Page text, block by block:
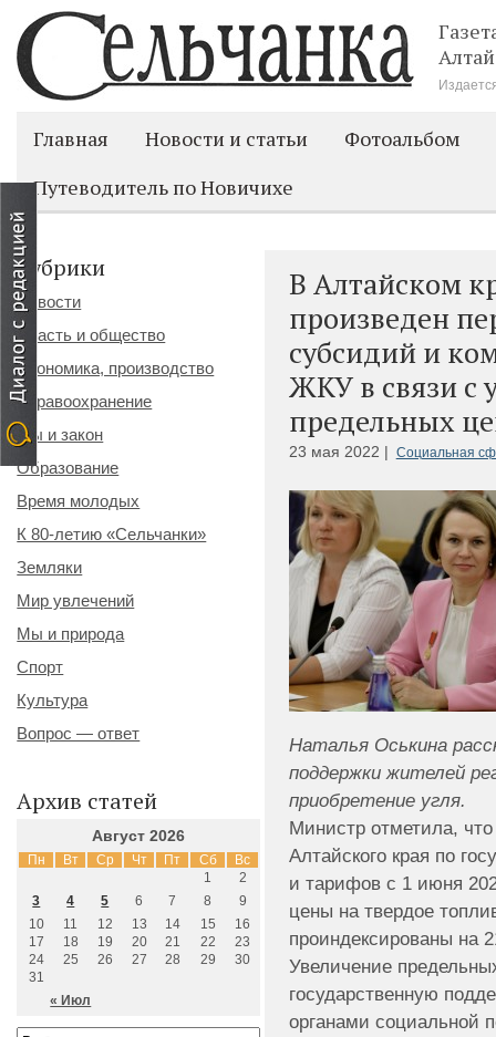
Главная Новости и статьи
Фотоальбом
Путеводитель по Новичихе
В Алтайском
произведен
субсидий и
ЖКУ в связи с
предельных
23 мая 2022 | Социальная
Наталья Оськина
поддержки жителей
приобретение угля.
Министр отметила,
Алтайского края по
и тарифов с 1 июня
цены на твердое
проиндексированы на
Увеличение
государственную
органами социальной
Рубрики
Новости
Власть и общество
Экономика, производство
Здравоохранение
Мы и закон
Образование
Время молодых
К 80-летию «Сельчанки»
Земляки
Мир увлечений
Мы и природа
Спорт
Культура
Вопрос — ответ
Архив статей
Август 2026
Пн Вт Ср Чт Пт Сб Вс
« Июл
1
2
3
4 5 6 7 8
9
10
11 12 13 14 15
16
17
18 19 20 21 22
23
24
25 26 27 28 29
30
31